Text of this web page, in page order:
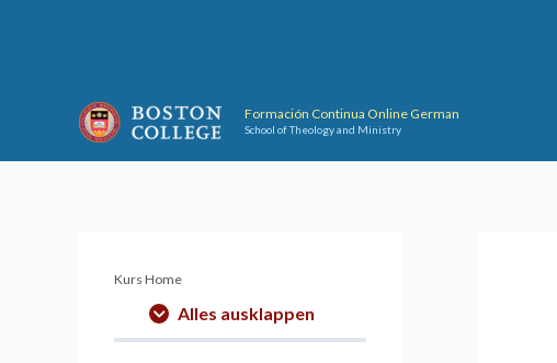
Formación Continua Online German
School of Theology and Ministry
Kurs Home
Alles ausklappen